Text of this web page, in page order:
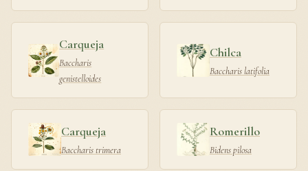
Carqueja
Baccharis
genistelloides
Chilca
Baccharis latifolia
Carqueja
Baccharis trimera
Romerillo
Bidens pilosa